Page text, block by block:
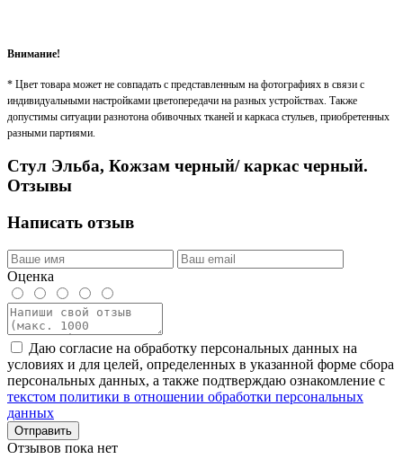
Внимание!
* Цвет товара может не совпадать с представленным на фотографиях в связи с
индивидуальными настройками цветопередачи на разных устройствах. Также
допустимы ситуации разнотона обивочных тканей и каркаса стульев, приобретенных
разными партиями.
Стул Эльба, Кожзам черный/ каркас черный.
Отзывы
Написать отзыв
Оценка
Даю согласие на обработку персональных данных на
условиях и для целей, определенных в указанной форме сбора
персональных данных, а также подтверждаю ознакомление с
текстом политики в отношении обработки персональных
данных
Отправить
Отзывов пока нет